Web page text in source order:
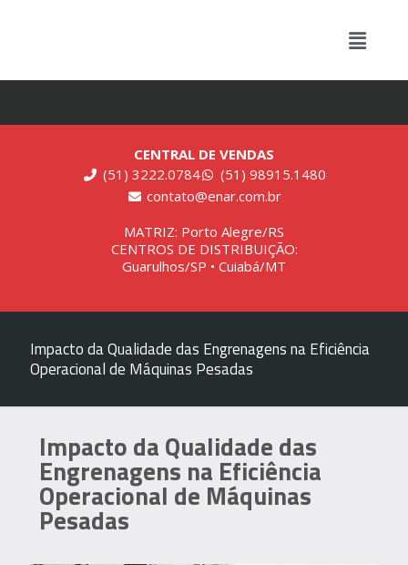
CENTRAL DE VENDAS
(51) 3222.0784
(51) 98915.1480
contato@enar.com.br
MATRIZ: Porto Alegre/RS
CENTROS DE DISTRIBUIÇÃO:
Guarulhos/SP • Cuiabá/MT
Impacto da Qualidade das Engrenagens na Eficiência
Operacional de Máquinas Pesadas
Impacto da Qualidade das
Engrenagens na Eficiência
Operacional de Máquinas
Pesadas